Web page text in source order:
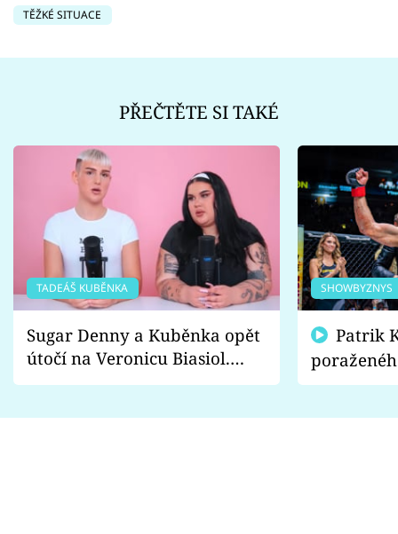
TĚŽKÉ SITUACE
PŘEČTĚTE SI TAKÉ
TADEÁŠ KUBĚNKA
Sugar Denny a Kuběnka opět
útočí na Veronicu Biasiol.
Proč je podle nich falešná a
SHOWBYZNYS
fanoušci